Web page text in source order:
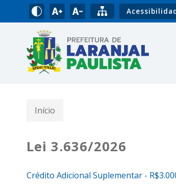
Início
Lei 3.636/2026
Crédito Adicional Suplementar -